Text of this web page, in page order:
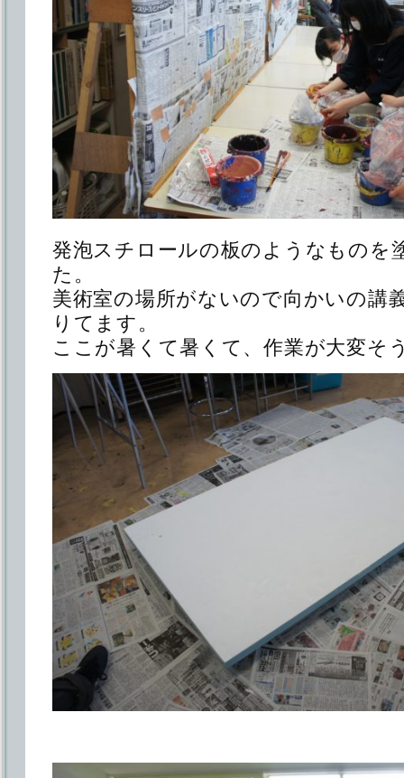
発泡スチロールの板のようなものを
た。
美術室の場所がないので向かいの講
りてます。
ここが暑くて暑くて、作業が大変そ